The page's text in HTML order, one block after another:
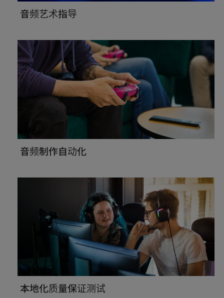
音频艺术指导
音频制作自动化
本地化质量保证测试